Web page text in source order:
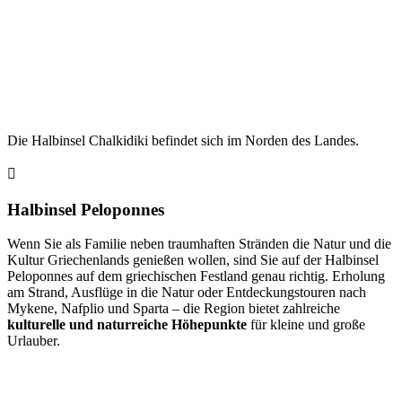
Die Halbinsel Chalkidiki befindet sich im Norden des Landes.
Halbinsel Peloponnes
Wenn Sie als Familie neben traumhaften Stränden die Natur und die
Kultur Griechenlands genießen wollen, sind Sie auf der Halbinsel
Peloponnes auf dem griechischen Festland genau richtig. Erholung
am Strand, Ausflüge in die Natur oder Entdeckungstouren nach
Mykene, Nafplio und Sparta – die Region bietet zahlreiche
kulturelle und naturreiche Höhepunkte für kleine und große
Urlauber.